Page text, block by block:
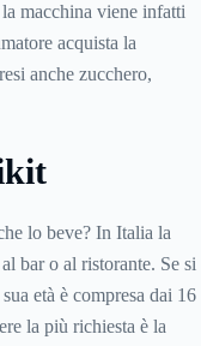
macchina viene infatti
acquista la
anche zucchero,
lo beve? In Italia la
bar o al ristorante. Se si
età è compresa dai 16
la più richiesta è la